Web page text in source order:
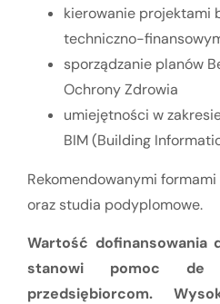
kierowanie projektami
techniczno-
sporządzanie planów
Ochrony Zdrowia
umiejętności w
BIM (Building
Rekomendowanymi
oraz studia podyplomowe.
Wartość dofinansowania
stanowi pomoc de
przedsiębiorcom.